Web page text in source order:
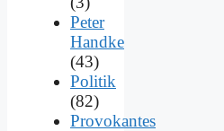
Peter
Handke
(43)
Politik
(82)
Provokantes